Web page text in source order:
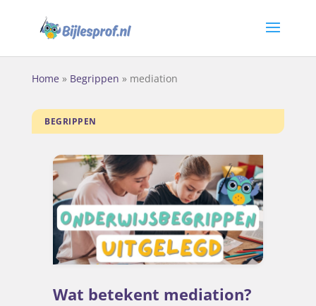
Home » Begrippen » mediation
BEGRIPPEN
Wat betekent mediation?